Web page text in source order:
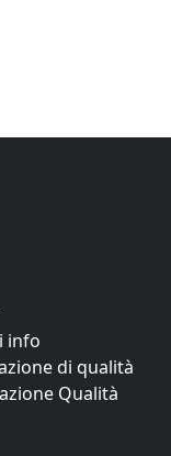
info
di qualità
Qualità